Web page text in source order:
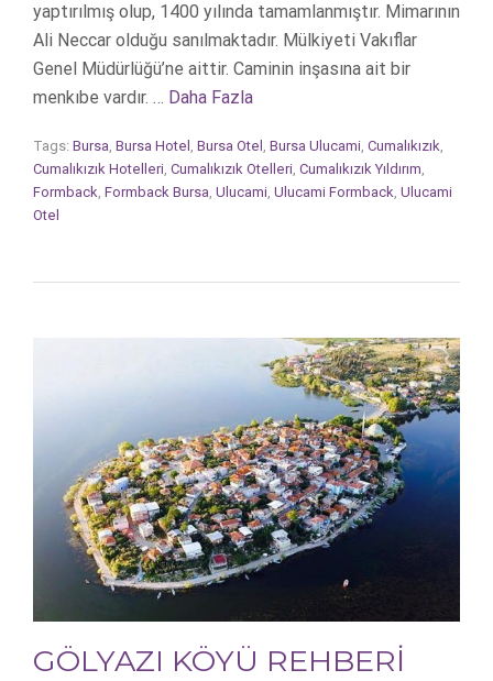
yaptırılmış olup, 1400 yılında tamamlanmıştır. Mimarının
Ali Neccar olduğu sanılmaktadır. Mülkiyeti Vakıflar
Genel Müdürlüğü’ne aittir. Caminin inşasına ait bir
menkıbe vardır. … Daha Fazla
Tags: Bursa Bursa Hotel Bursa Otel Bursa Ulucami Cumalıkızık
Cumalıkızık Hotelleri Cumalıkızık Otelleri Cumalıkızık Yıldırım
Formback Formback Bursa Ulucami Ulucami Formback Ulucami
Otel
GÖLYAZI KÖYÜ REHBERİ